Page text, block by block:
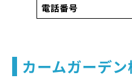
電話番号
カームガーデ